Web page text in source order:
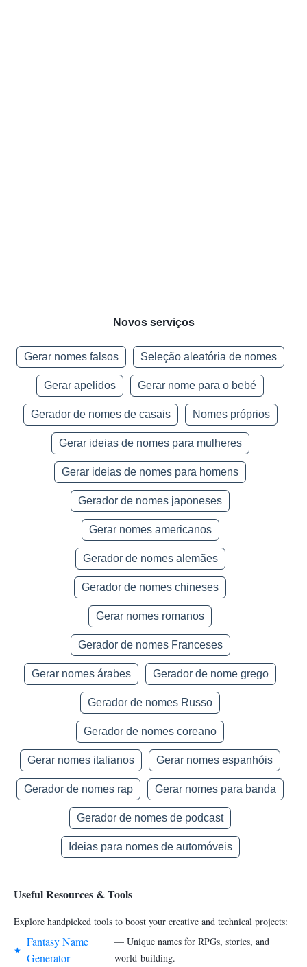
Novos serviços
Gerar nomes falsos Seleção aleatória de nomes
Gerar apelidos Gerar nome para o bebé
Gerador de nomes de casais Nomes próprios
Gerar ideias de nomes para mulheres
Gerar ideias de nomes para homens
Gerador de nomes japoneses
Gerar nomes americanos
Gerador de nomes alemães
Gerador de nomes chineses
Gerar nomes romanos
Gerador de nomes Franceses
Gerar nomes árabes Gerador de nome grego
Gerador de nomes Russo
Gerador de nomes coreano
Gerar nomes italianos Gerar nomes espanhóis
Gerador de nomes rap Gerar nomes para banda
Gerador de nomes de podcast
Ideias para nomes de automóveis
Useful Resources & Tools
Explore handpicked tools to boost your creative and technical projects:
★
Fantasy Name
Generator
— Unique names for RPGs, stories, and
world-building.